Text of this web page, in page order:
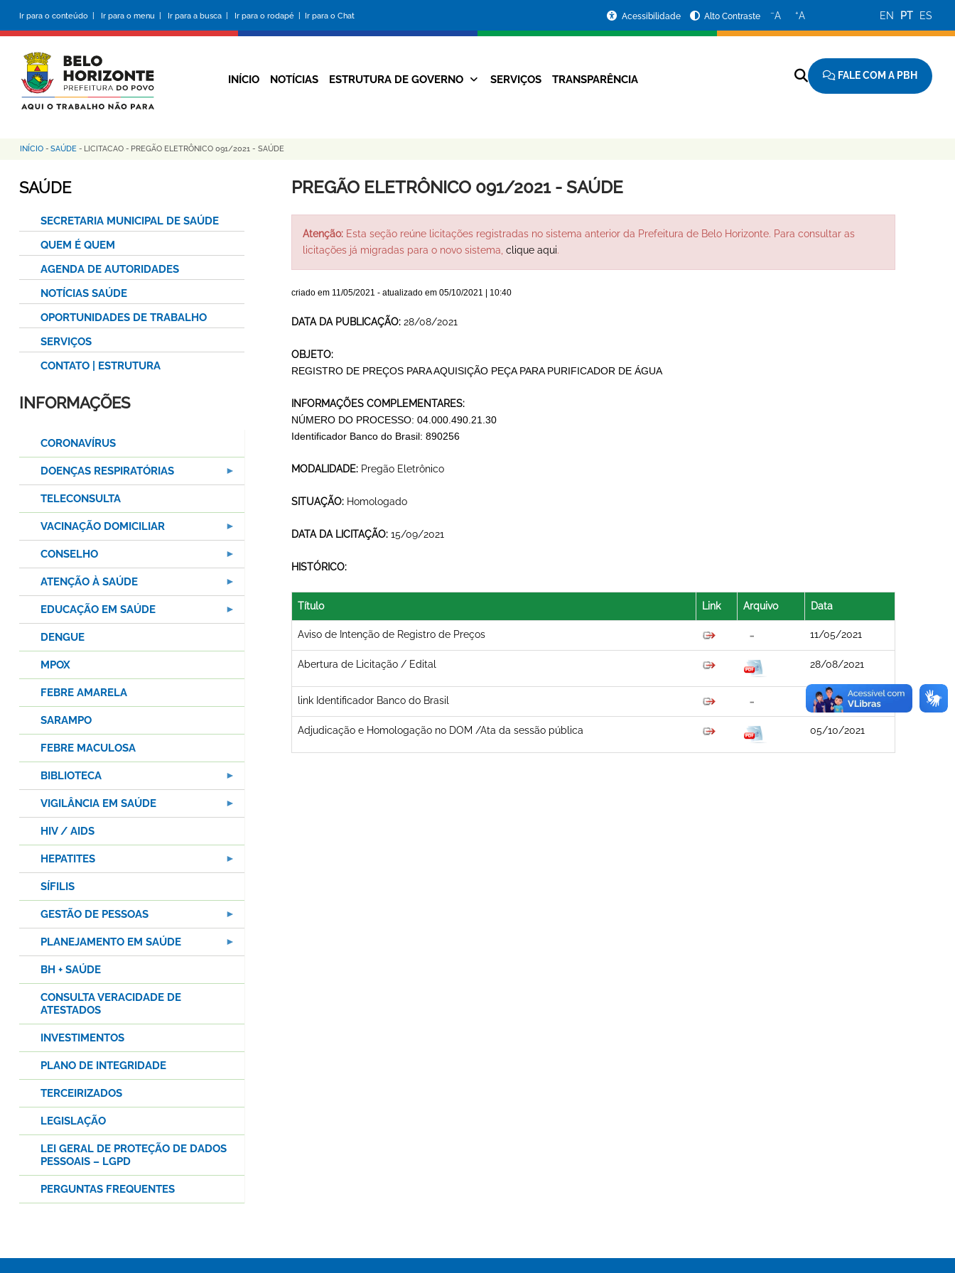
conteúdo
principal
Ir para o conteúdo | Ir para o menu | Ir para a busca | Ir para o rodapé | Ir para o Chat
da
Prefeitura
Acessibilidade Alto Contraste −A +A EN PT ES
Navegação
INÍCIO NOTÍCIAS ESTRUTURA DE GOVERNO SERVIÇOS TRANSPARÊNCIA FALE COM A PBH
Trilha
de
INÍCIO - SAÚDE - LICITACAO - PREGÃO ELETRÔNICO 091/2021 - SAÚDE
PREGÃO ELETRÔNICO 091/2021 - SAÚDE
Atenção:Esta seção reúne licitações registradas no sistema anterior da Prefeitura de Belo Horizonte. Para consultar as
licitações já migradas para o novo sistema, clique aqui.
criado em 11/05/2021 - atualizado em 05/10/2021 | 10:40
DATA DA PUBLICAÇÃO: 28/08/2021
OBJETO:
REGISTRO DE PREÇOS PARA AQUISIÇÃO PEÇA PARA PURIFICADOR DE ÁGUA
INFORMAÇÕES COMPLEMENTARES:
NÚMERO DO PROCESSO: 04.000.490.21.30
Identificador Banco do Brasil: 890256
MODALIDADE: Pregão Eletrônico
SITUAÇÃO: Homologado
DATA DA LICITAÇÃO: 15/09/2021
HISTÓRICO:
Título Link Arquivo Data
Aviso de Intenção de Registro de Preços 11/05/2021
Abertura de Licitação / Edital 28/08/2021
link Identificador Banco do Brasil 28/08/2021
Adjudicação e Homologação no DOM /Ata da sessão pública 05/10/2021
SAÚDE
SECRETARIA MUNICIPAL DE SAÚDE
QUEM É QUEM
AGENDA DE AUTORIDADES
NOTÍCIAS SAÚDE
OPORTUNIDADES DE TRABALHO
SERVIÇOS
CONTATO | ESTRUTURA
INFORMAÇÕES
CORONAVÍRUS
DOENÇAS RESPIRATÓRIAS
TELECONSULTA
VACINAÇÃO DOMICILIAR
CONSELHO
ATENÇÃO À SAÚDE
EDUCAÇÃO EM SAÚDE
DENGUE
MPOX
FEBRE AMARELA
SARAMPO
FEBRE MACULOSA
BIBLIOTECA
VIGILÂNCIA EM SAÚDE
HIV / AIDS
HEPATITES
SÍFILIS
GESTÃO DE PESSOAS
PLANEJAMENTO EM SAÚDE
BH + SAÚDE
CONSULTA VERACIDADE DE
ATESTADOS
INVESTIMENTOS
PLANO DE INTEGRIDADE
TERCEIRIZADOS
LEGISLAÇÃO
LEI GERAL DE PROTEÇÃO DE DADOS
PESSOAIS – LGPD
PERGUNTAS FREQUENTES